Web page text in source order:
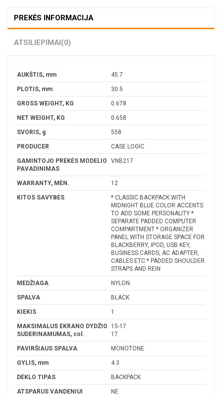
PREKĖS INFORMACIJA
ATSILIEPIMAI(0)
AUKŠTIS, mm 45.7
PLOTIS, mm 30.5
GROSS WEIGHT, KG 0.678
NET WEIGHT, KG 0.658
SVORIS, g 558
PRODUCER CASE LOGIC
GAMINTOJO PREKĖS MODELIO
PAVADINIMAS
VNB217
WARRANTY, MĖN. 12
KITOS SAVYBĖS
* CLASSIC BACKPACK WITH
MIDNIGHT BLUE COLOR ACCENTS
TO ADD SOME PERSONALITY *
SEPARATE PADDED COMPUTER
COMPARTMENT * ORGANIZER
PANEL WITH STORAGE SPACE FOR
BLACKBERRY, IPOD, USB KEY,
BUSINESS CARDS, AC ADAPTER,
CABLES ETC.* PADDED SHOULDER
STRAPS AND REIN
MEDŽIAGA NYLON
SPALVA BLACK
KIEKIS 1
MAKSIMALUS EKRANO DYDŽIO
SUDERINAMUMAS, col.
15-17
17
PAVIRŠIAUS SPALVA MONOTONE
GYLIS, mm 4.3
DĖKLO TIPAS BACKPACK
ATSPARUS VANDENIUI NE